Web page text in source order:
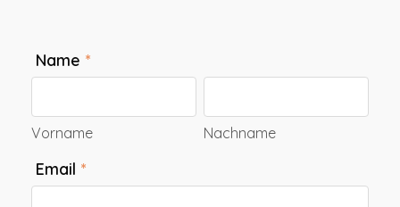
Name *
Vorname Nachname
Email *